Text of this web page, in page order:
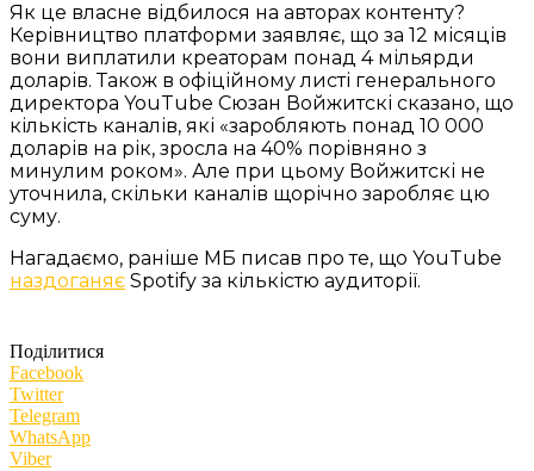
Як це власне відбилося на авторах контенту?
Керівництво платформи заявляє, що за 12 місяців
вони виплатили креаторам понад 4 мільярди
доларів. Також в офіційному листі генерального
директора YouTube Сюзан Войжитскі сказано, що
кількість каналів, які «заробляють понад 10 000
доларів на рік, зросла на 40% порівняно з
минулим роком». Але при цьому Войжитскі не
уточнила, скільки каналів щорічно заробляє цю
суму.
Нагадаємо, раніше МБ писав про те, що YouTube
наздоганяє Spotify за кількістю аудиторії.
Поділитися
Facebook
Twitter
Telegram
WhatsApp
Viber